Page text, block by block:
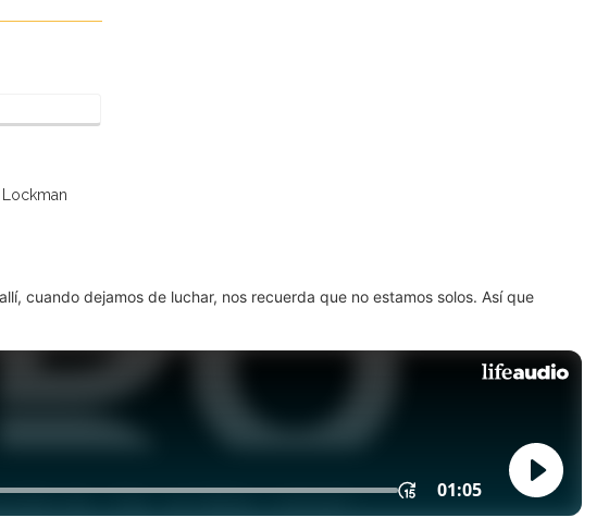
cuando dejamos de luchar, nos recuerda que no estamos solos. Así que